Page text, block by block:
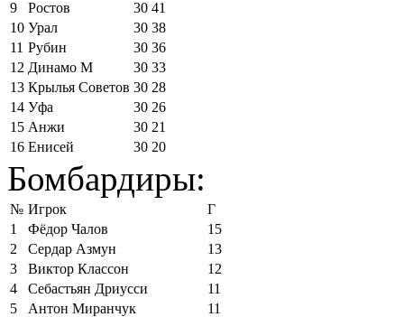
9
Ростов 30 41
10 Урал 30 38
11 Рубин 30 36
12 Динамо М 30 33
13 Крылья Советов 30 28
14 Уфа 30 26
15 Анжи 30 21
16 Енисей 30 20
Бомбардиры:
№ Игрок
Г
1
Фёдор Чалов
15
2
Сердар Азмун
13
3
Виктор Классон
12
4
Себастьян Дриусси
11
5
Антон Миранчук
11